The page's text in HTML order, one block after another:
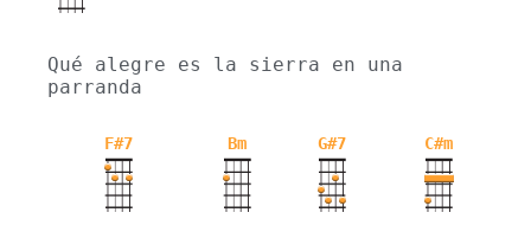
Qué alegre es la sierra en una
parranda
F#7 Bm G#7 C#m